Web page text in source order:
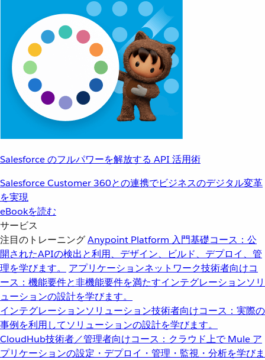
Salesforce のフルパワーを解放する API 活用術
Salesforce Customer 360との連携でビジネスのデジタル変革
を実現
eBookを読む
サービス
注目のトレーニングAnypoint Platform 入門基礎コース：公
開されたAPIの検出と利用、デザイン、ビルド、デプロイ、管
理を学びます。
アプリケーションネットワーク技術者向けコ
ース：機能要件と非機能要件を満たすインテグレーションソリ
ューションの設計を学びます。
インテグレーションソリューション技術者向けコース：実際の
事例を利用してソリューションの設計を学びます。
CloudHub技術者／管理者向けコース：クラウド上で Mule ア
プリケーションの設定・デプロイ・管理・監視・分析を学びま